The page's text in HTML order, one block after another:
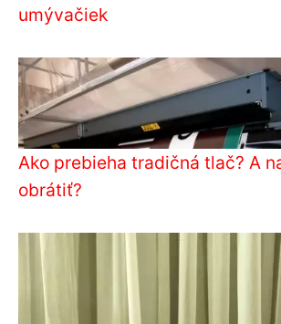
umývačiek
Ako prebieha tradičná tlač? A
obrátiť?